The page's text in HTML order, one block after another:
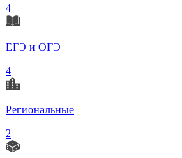
4
ЕГЭ и ОГЭ
4
Региональные
2